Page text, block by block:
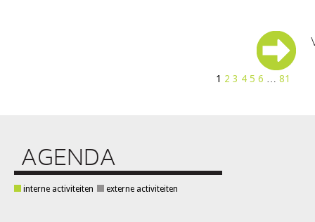
1 2 3 4 5 6 81
AGENDA
interne activiteiten externe activiteiten